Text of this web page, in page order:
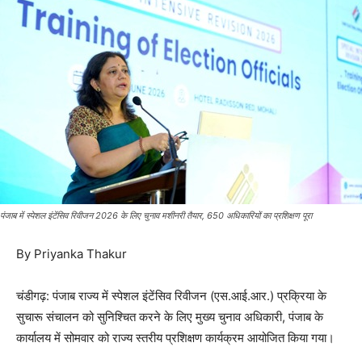
पंजाब में स्पेशल इंटेंसिव रिवीजन 2026 के लिए चुनाव मशीनरी तैयार, 650 अधिकारियों का प्रशिक्षण पूरा
By Priyanka Thakur
चंडीगढ़: पंजाब राज्य में स्पेशल इंटेंसिव रिवीजन (एस.आई.आर.) प्रक्रिया के
सुचारू संचालन को सुनिश्चित करने के लिए मुख्य चुनाव अधिकारी, पंजाब के
कार्यालय में सोमवार को राज्य स्तरीय प्रशिक्षण कार्यक्रम आयोजित किया गया।